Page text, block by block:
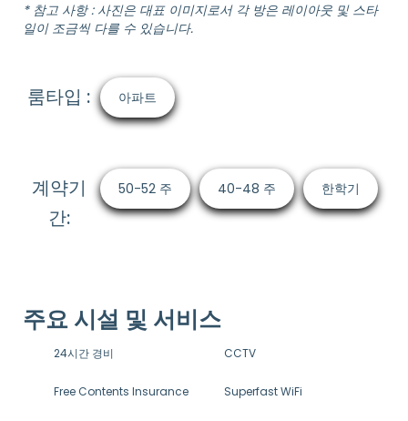
* 참고 사항 : 사진은 대표 이미지로서 각 방은 레이아웃 및 스타
일이 조금씩 다를 수 있습니다.
룸타입 : 아파트
계약기
간:
50-52 주 40-48 주 한학기
주요 시설 및 서비스
24시간 경비 CCTV
Free Contents Insurance Superfast WiFi